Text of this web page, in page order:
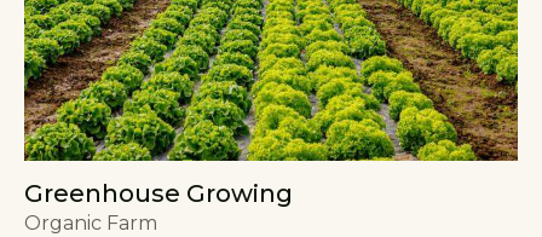
Greenhouse Growing
Organic Farm